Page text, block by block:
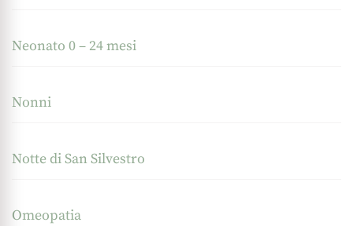
Neonato 0 – 24 mesi
Nonni
Notte di San Silvestro
Omeopatia